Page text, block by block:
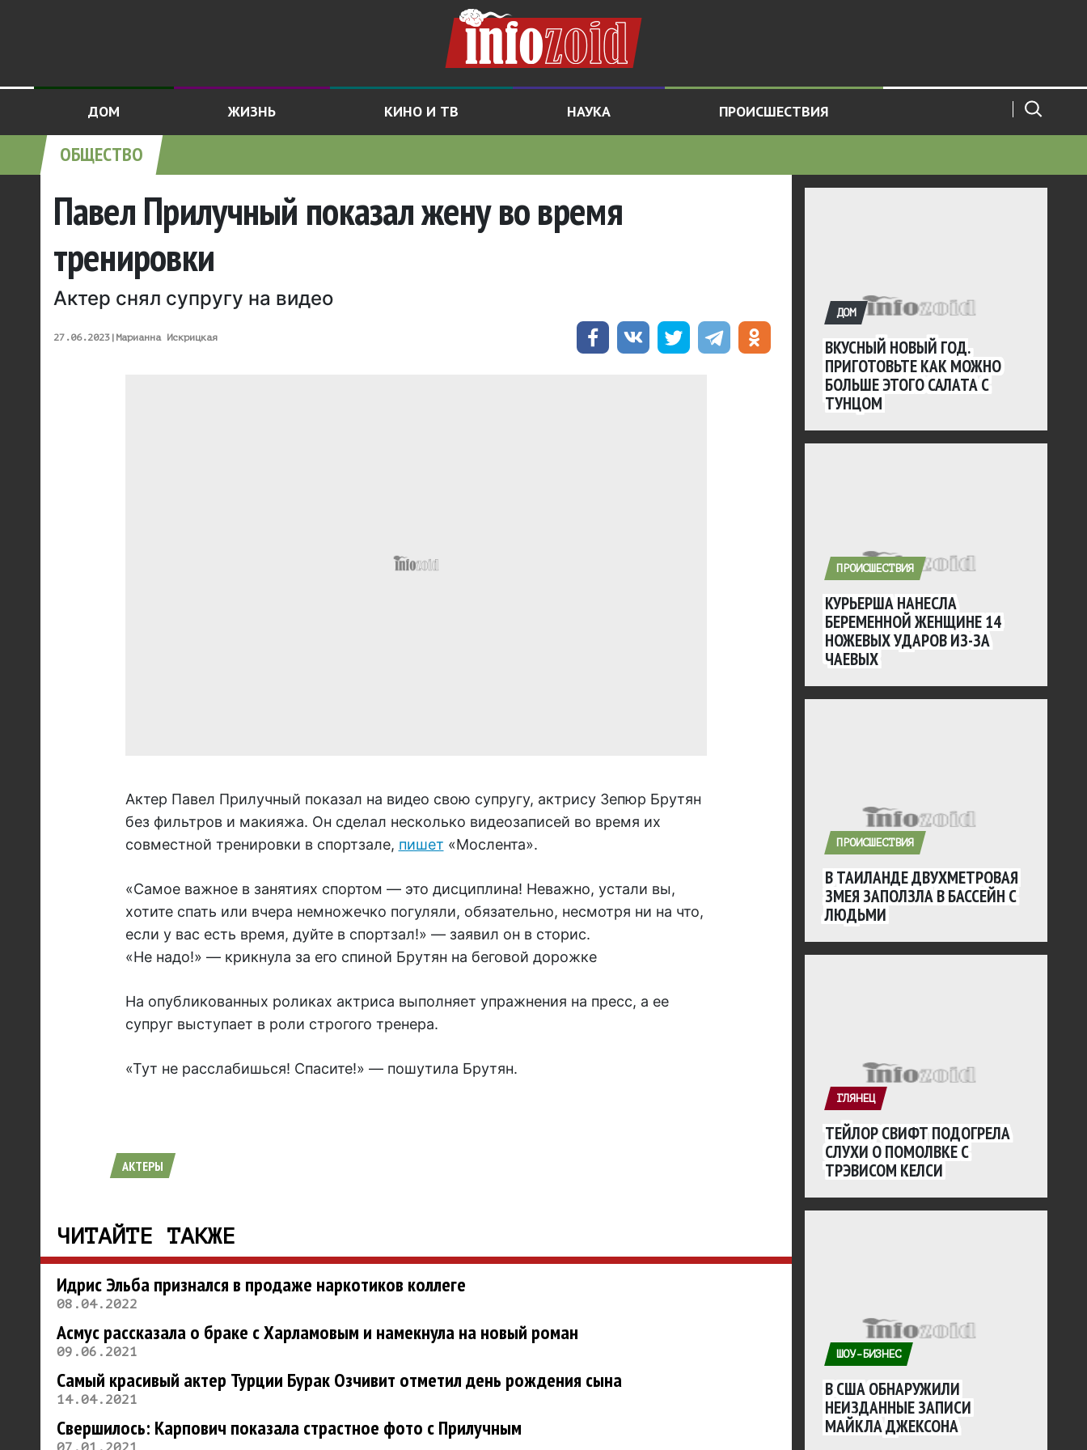
ДОМ ЖИЗНЬ КИНО И ТВ НАУКА ПРОИСШЕСТВИЯ
ОБЩЕСТВО
Павел Прилучный показал жену во время
тренировки
Актер снял супругу на видео
27.06.2023| Марианна Искрицкая
Актер Павел Прилучный показал на видео свою супругу, актрису Зепюр Брутян
без фильтров и макияжа. Он сделал несколько видеозаписей во время их
совместной тренировки в спортзале, пишет «Мослента».
«Самое важное в занятиях спортом — это дисциплина! Неважно, устали вы,
хотите спать или вчера немножечко погуляли, обязательно, несмотря ни на что,
если у вас есть время, дуйте в спортзал!» — заявил он в сторис.
«Не надо!» — крикнула за его спиной Брутян на беговой дорожке
На опубликованных роликах актриса выполняет упражнения на пресс, а ее
супруг выступает в роли строгого тренера.
«Тут не расслабишься! Спасите!» — пошутила Брутян.
АКТЕРЫ
ЧИТАЙТЕ ТАКЖЕ
Идрис Эльба признался в продаже наркотиков коллеге
08.04.2022
Асмус рассказала о браке с Харламовым и намекнула на новый роман
09.06.2021
Самый красивый актер Турции Бурак Озчивит отметил день рождения сына
14.04.2021
Свершилось: Карпович показала страстное фото с Прилучным
ДОМ
ВКУСНЫЙ НОВЫЙ ГОД.
ПРИГОТОВЬТЕ КАК МОЖНО
БОЛЬШЕ ЭТОГО САЛАТА С
ТУНЦОМ
ПРОИСШЕСТВИЯ
КУРЬЕРША НАНЕСЛА
БЕРЕМЕННОЙ ЖЕНЩИНЕ 14
НОЖЕВЫХ УДАРОВ ИЗ-ЗА
ЧАЕВЫХ
ПРОИСШЕСТВИЯ
В ТАИЛАНДЕ ДВУХМЕТРОВАЯ
ЗМЕЯ ЗАПОЛЗЛА В БАССЕЙН С
ЛЮДЬМИ
ГЛЯНЕЦ
ТЕЙЛОР СВИФТ ПОДОГРЕЛА
СЛУХИ О ПОМОЛВКЕ С
ТРЭВИСОМ КЕЛСИ
ШОУ-БИЗНЕС
В США ОБНАРУЖИЛИ
НЕИЗДАННЫЕ ЗАПИСИ
МАЙКЛА ДЖЕКСОНА